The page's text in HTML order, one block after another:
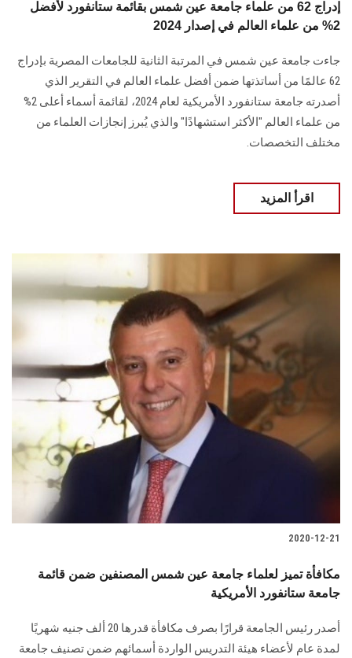
إدراج 62 من علماء جامعة عين شمس بقائمة ستانفورد لأفضل
2% من علماء العالم في إصدار 2024
جاءت جامعة عين شمس في المرتبة الثانية للجامعات المصرية بإدراج
62 عالمًا من أساتذتها ‏ضمن أفضل علماء العالم في التقرير الذي
أصدرته جامعة ستانفورد الأمريكية لعام 2024، ‏لقائمة أسماء أعلى 2%
من علماء العالم "الأكثر استشهادًا" والذي يُبرز إنجازات العلماء من
‏مختلف التخصصات‎.‎
اقرأ المزيد
2020-12-21
مكافأة تميز لعلماء جامعة عين شمس المصنفين ضمن قائمة
جامعة ستانفورد الأمريكية
أصدر رئيس الجامعة قرارًا بصرف مكافأة قدرها 20 ألف جنيه شهريًا
لمدة عام لأعضاء هيئة التدريس الواردة أسمائهم ضمن تصنيف جامعة